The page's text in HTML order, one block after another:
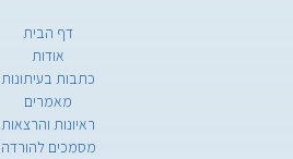
דף הבית
אודות
כתבות בעיתונות
מאמרים
ראיונות והרצאות
מסמכים להורדה